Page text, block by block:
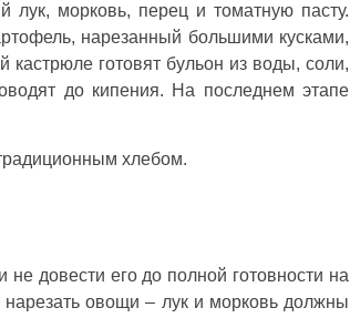
лук, морковь, перец и томатную пасту.
нарезанный большими кусками,
готовят бульон из воды, соли,
до кипения. На последнем этапе
хлебом.
довести его до полной готовности на
овощи – лук и морковь должны